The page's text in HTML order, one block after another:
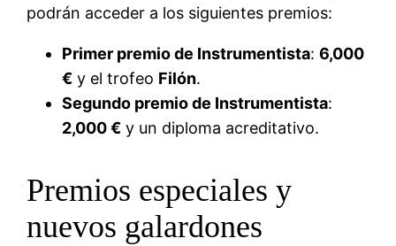
podrán acceder a los siguientes premios:
Primer premio de Instrumentista:6,000
€ y el trofeo Filón.
Segundo premio de Instrumentista:
2,000 € y un diploma acreditativo.
Premios especiales y
nuevos galardones